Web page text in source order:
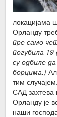
локацијама
Орланду
пре само
погубила 19
су одбиле
борцима.)
тим
САД захтева
Орланду је
наши